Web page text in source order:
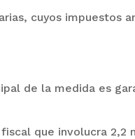
cuyos impuestos
de la medida es
que involucra 2,2